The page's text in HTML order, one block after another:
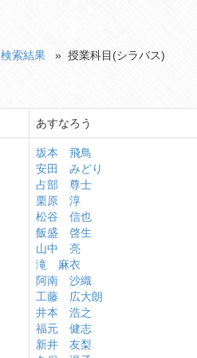
検索結果 » 授業科目(シラバス)
あすなろう
坂本 飛鳥
安田 みどり
占部 尊士
栗原 淳
松谷 信也
飯盛 啓生
山中 亮
滝 麻衣
阿南 沙織
工藤 広大朗
井本 浩之
福元 健志
新井 友梨